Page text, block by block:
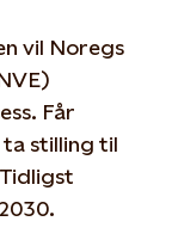
vil Noregs
Får
stilling til